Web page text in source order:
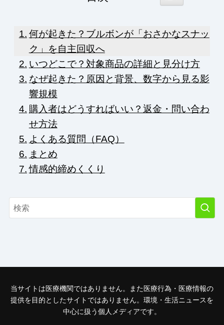
何が起きた？ブルボンが「おさかなスナッ
ク」を自主回収へ
いつどこで？対象商品の詳細と見分け方
なぜ起きた？原因と背景、数字から見る影
響規模
購入者はどうすればいい？返金・問い合わ
せ方法
よくある質問（FAQ）
まとめ
情感的締めくくり
当サイトは医療機関ではありません。また医療行為・医療情報の
提供を目的としたサイトではありません。環境・生活ニュースを
中心に扱う個人メディアです。